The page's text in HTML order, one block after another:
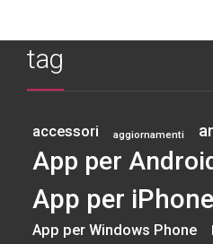
tag
accessori aggiornamenti
App per
App per iPhone
App per Windows Phone